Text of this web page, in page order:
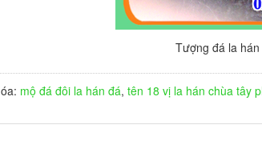
Tượng đá la
mộ đá đôi la hán đá, tên 18 vị la hán chùa tây